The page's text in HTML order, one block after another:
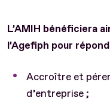
L’AMIH bénéficiera
l’Agefiph pour
Accroître et
d’entreprise ;